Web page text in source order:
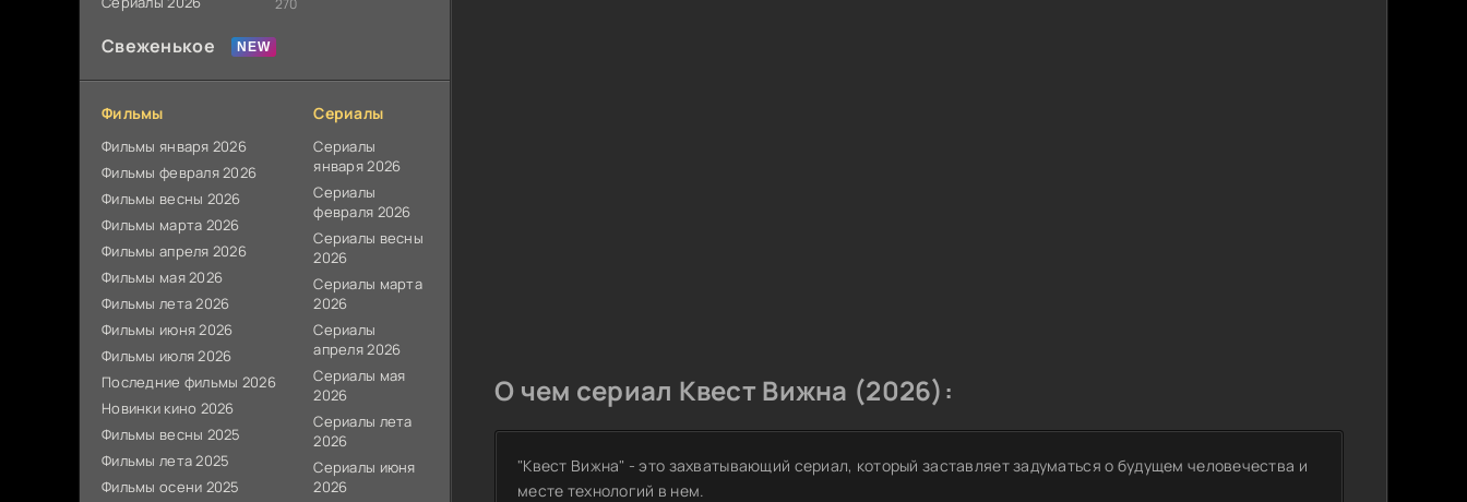
270
Свеженькое
Фильмы
Фильмы января 2026
Фильмы февраля 2026
Фильмы весны 2026
Фильмы марта 2026
Фильмы апреля 2026
Фильмы мая 2026
Фильмы лета 2026
Фильмы июня 2026
Фильмы июля 2026
Последние фильмы 2026
Новинки кино 2026
Фильмы весны 2025
Фильмы лета 2025
Фильмы осени 2025
Сериалы
Сериалы
января 2026
Сериалы
февраля 2026
Сериалы весны
2026
Сериалы марта
2026
Сериалы
апреля 2026
Сериалы мая
2026
Сериалы лета
2026
Сериалы июня
2026
О чем сериал Квест Вижна (2026):
"Квест Вижна" - это захватывающий сериал, который заставляет задуматься о будущем человечества и
месте технологий в нем.